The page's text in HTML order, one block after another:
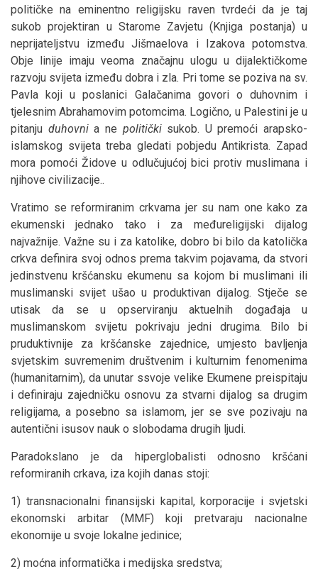
političke na eminentno religijsku raven tvrdeći da je taj
sukob projektiran u Starome Zavjetu (Knjiga postanja) u
neprijateljstvu između Jišmaelova i Izakova potomstva.
Obje linije imaju veoma značajnu ulogu u dijalektičkome
razvoju svijeta između dobra i zla. Pri tome se poziva na sv.
Pavla koji u poslanici Galačanima govori o duhovnim i
tjelesnim Abrahamovim potomcima. Logično, u Palestini je u
pitanju duhovnia ne političkisukob. U premoći arapsko-
islamskog svijeta treba gledati pobjedu Antikrista. Zapad
mora pomoći Židove u odlučujućoj bici protiv muslimana i
njihove civilizacije..
Vratimo se reformiranim crkvama jer su nam one kako za
ekumenski jednako tako i za međureligijski dijalog
najvažnije. Važne su i za katolike, dobro bi bilo da katolička
crkva definira svoj odnos prema takvim pojavama, da stvori
jedinstvenu kršćansku ekumenu sa kojom bi muslimani ili
muslimanski svijet ušao u produktivan dijalog. Stječe se
utisak da se u opserviranju aktuelnih događaja u
muslimanskom svijetu pokrivaju jedni drugima. Bilo bi
pruduktivnije za kršćanske zajednice, umjesto bavljenja
svjetskim suvremenim društvenim i kulturnim fenomenima
(humanitarnim), da unutar ssvoje velike Ekumene preispitaju
i definiraju zajedničku osnovu za stvarni dijalog sa drugim
religijama, a posebno sa islamom, jer se sve pozivaju na
autentični isusov nauk o slobodama drugih ljudi.
Paradokslano je da hiperglobalisti odnosno kršćani
reformiranih crkava, iza kojih danas stoji:
1) transnacionalni finansijski kapital, korporacije i svjetski
ekonomski arbitar (MMF) koji pretvaraju nacionalne
ekonomije u svoje lokalne jedinice;
2) moćna informatička i medijska sredstva;